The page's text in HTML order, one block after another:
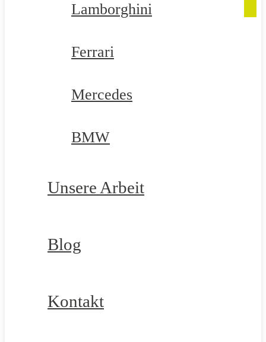
Lamborghini
Ferrari
Mercedes
BMW
Unsere Arbeit
Blog
Kontakt